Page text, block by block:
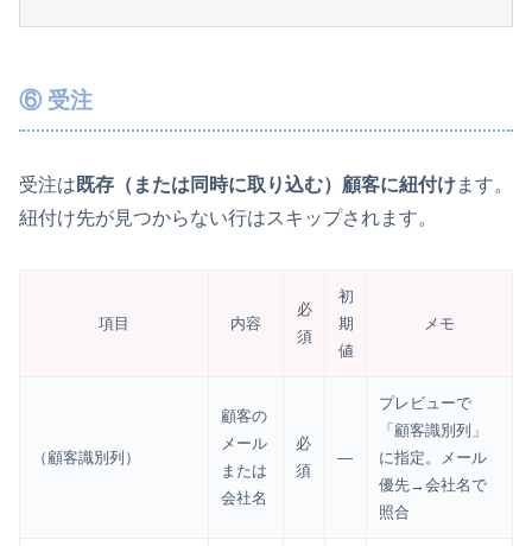
⑥ 受注
受注は 既存（または同時に取り込む）顧客に紐付けます。
紐付け先が見つからない行はスキップされます。
項目 内容
必
須
初
期
値
メモ
（顧客識別列）
顧客の
メール
または
会社名
必
須
—
プレビューで
「顧客識別列」
に指定。メール
優先→会社名で
照合